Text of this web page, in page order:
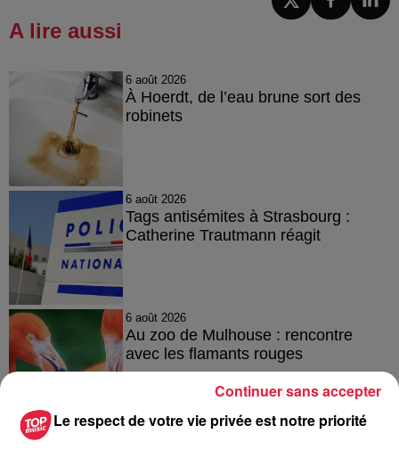
A lire aussi
6 août 2026
À Hoerdt, de l’eau brune sort des
robinets
6 août 2026
Tags antisémites à Strasbourg :
Catherine Trautmann réagit
6 août 2026
Au zoo de Mulhouse : rencontre
avec les flamants rouges
Le respect de votre vie privée est notre priorité
Continuer sans accepter